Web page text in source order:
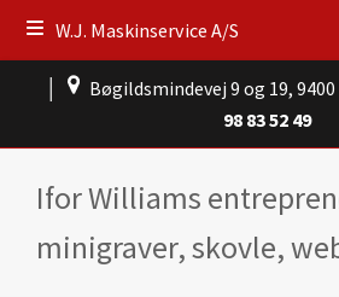
W.J. Maskinservice A/S
Bøgildsmindevej 9 og 19,
98 83 52 49
Ifor Williams
minigraver, skovle,